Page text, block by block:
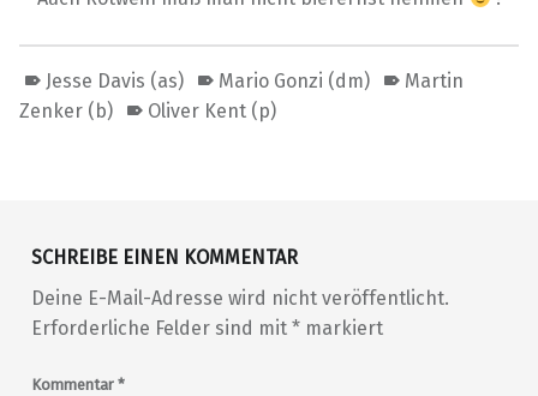
Jesse Davis (as) Mario Gonzi (dm)
Martin
Zenker (b)
Oliver Kent (p)
SCHREIBE EINEN KOMMENTAR
Deine E-Mail-Adresse wird nicht veröffentlicht.
Erforderliche Felder sind mit *markiert
Kommentar *